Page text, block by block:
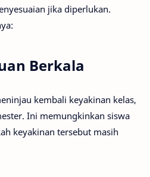
jika diperlukan.
Berkala
kembali keyakinan kelas,
Ini memungkinkan siswa
keyakinan tersebut masih